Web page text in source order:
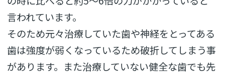
言われています。
そのため元々治療していた歯や神経をとってある
歯は強度が弱くなっているため破折してしまう事
があります。 また治療していない健全な歯でも先